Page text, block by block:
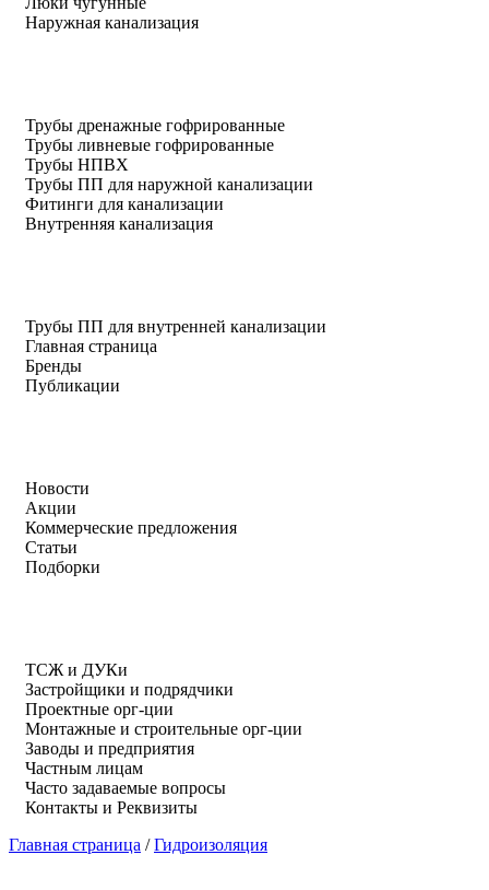
Наружная канализация
Трубы дренажные гофрированные
Трубы ливневые гофрированные
Трубы НПВХ
Трубы ПП для наружной канализации
Фитинги для канализации
Внутренняя канализация
Трубы ПП для внутренней канализации
Главная страница
Бренды
Публикации
Новости
Акции
Коммерческие предложения
Статьи
Подборки
ТСЖ и ДУКи
Застройщики и подрядчики
Проектные орг-ции
Монтажные и строительные орг-ции
Заводы и предприятия
Частным лицам
Часто задаваемые вопросы
Контакты и Реквизиты
Главная страница /Гидроизоляция